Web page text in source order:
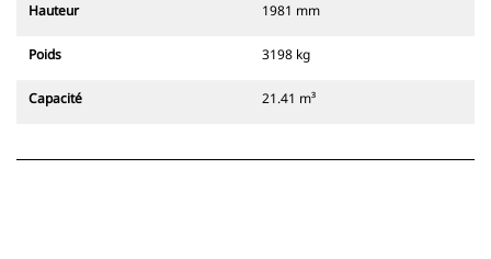
Hauteur 1981 mm
Poids 3198 kg
Capacité 21.41 m³